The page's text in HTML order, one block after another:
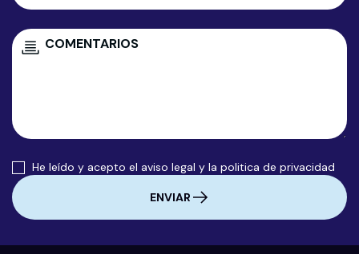
He leído y acepto el aviso legal y la politica de privacidad
ENVIAR